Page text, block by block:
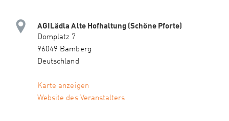
AGILädla Alte Hofhaltung (Schöne Pforte)
Domplatz 7
96049 Bamberg
Deutschland
Karte anzeigen
Website des Veranstalters